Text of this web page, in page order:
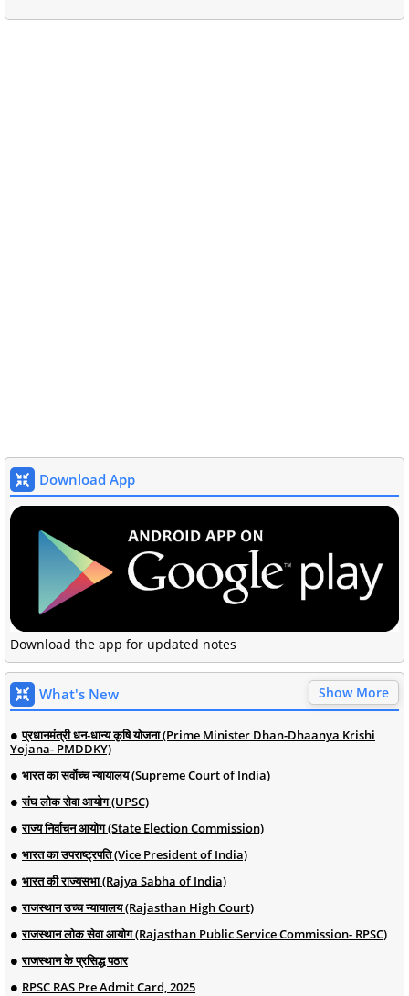
Download App
Download the app for updated notes
What's New Show More
प्रधानमंत्री धन-धान्य कृषि योजना (Prime Minister Dhan-Dhaanya Krishi
Yojana- PMDDKY)
भारत का सर्वोच्च न्यायालय (Supreme Court of India)
संघ लोक सेवा आयोग (UPSC)
राज्य निर्वाचन आयोग (State Election Commission)
भारत का उपराष्ट्रपति (Vice President of India)
भारत की राज्यसभा (Rajya Sabha of India)
राजस्थान उच्च न्यायालय (Rajasthan High Court)
राजस्थान लोक सेवा आयोग (Rajasthan Public Service Commission- RPSC)
राजस्थान के प्रसिद्ध पठार
RPSC RAS Pre Admit Card, 2025